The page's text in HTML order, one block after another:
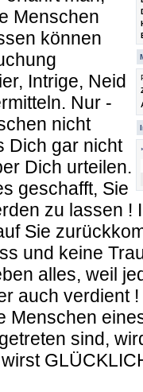
Menschen
können
Intrige, Neid
Nur -
nicht
Dich gar nicht
Dich urteilen.
geschafft, Sie
zu lassen !
Sie
und keine
alles, weil
auch verdient !
Menschen
sind,